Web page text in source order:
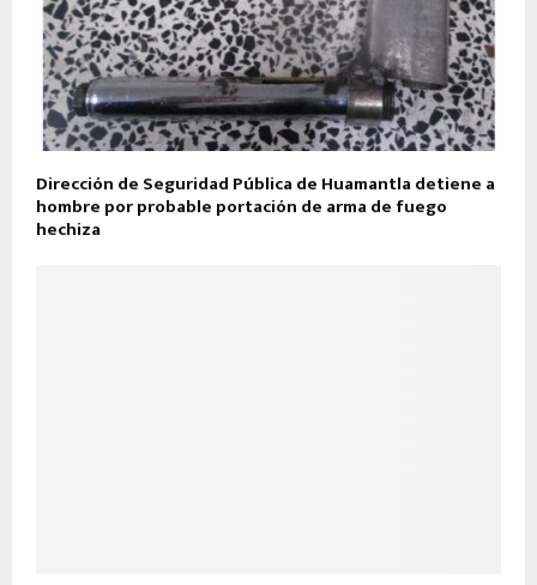
Dirección de Seguridad Pública de Huamantla detiene a
hombre por probable portación de arma de fuego
hechiza